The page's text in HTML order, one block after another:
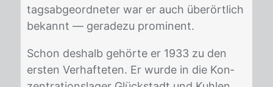
tags­ab­ge­ord­ne­ter war er auch über­ört­lich
be­kannt — ge­ra­de­zu pro­mi­nent.
Schon des­halb ge­hör­te er 1933 zu den
ers­ten Ver­haf­te­ten. Er wur­de in die Kon­